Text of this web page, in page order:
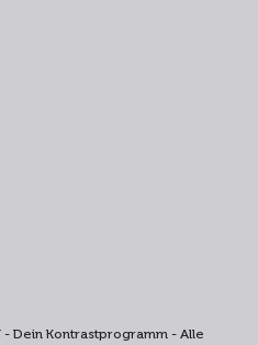
Dein Kontrastprogramm - Alle